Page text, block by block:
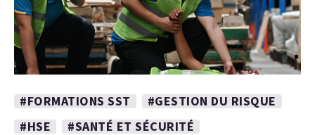
#FORMATIONS SST
#GESTION DU RISQUE
#HSE
#SANTÉ ET SÉCURITÉ